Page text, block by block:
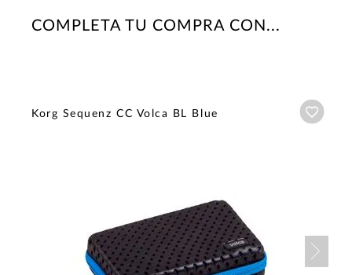
COMPLETA TU COMPRA CON...
Korg Sequenz CC Volca BL Blue